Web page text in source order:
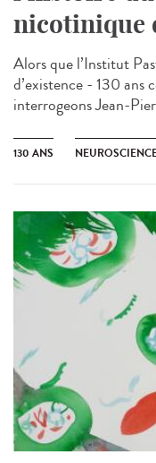
nicotinique
Alors que l’Institut
d’existence - 130 ans
interrogeons Jean-
130 ANS